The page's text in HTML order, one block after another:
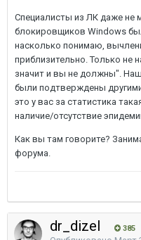
Специалисты из ЛК даже не
блокировщиков Windows
насколько понимаю,
приблизительно. Только не
значит и вы не должны".
были подтверждены
это у вас за статистика
наличие/отсутствие
Как вы там говорите?
форума.
dr_dizel 385